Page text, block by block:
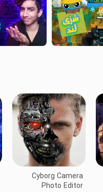
Cyborg Camera
Photo Editor